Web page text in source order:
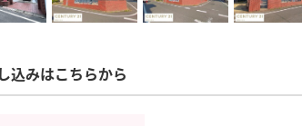
込みはこちらから